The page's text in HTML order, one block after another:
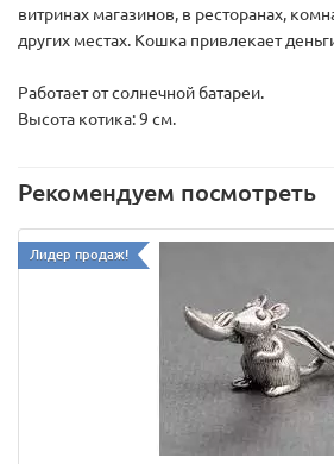
витринах магазинов, в ресторанах,
других местах. Кошка привлекает
Работает от солнечной батареи.
Высота котика: 9 см.
Рекомендуем посмотреть
Лидер продаж!